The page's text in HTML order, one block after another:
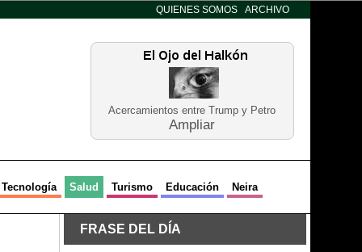
QUIENES SOMOS ARCHIVO
Acercamientos entre Trump y Petro
Ampliar
Tecnología Salud Turismo Educación Neira
FRASE DEL DÍA